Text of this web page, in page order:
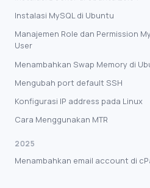
Instalasi MySQL di Ubuntu
Manajemen Role dan Permission
User
Menambahkan Swap Memory di
Mengubah port default SSH
Konfigurasi IP address pada Linux
Cara Menggunakan MTR
2025
Menambahkan email account di